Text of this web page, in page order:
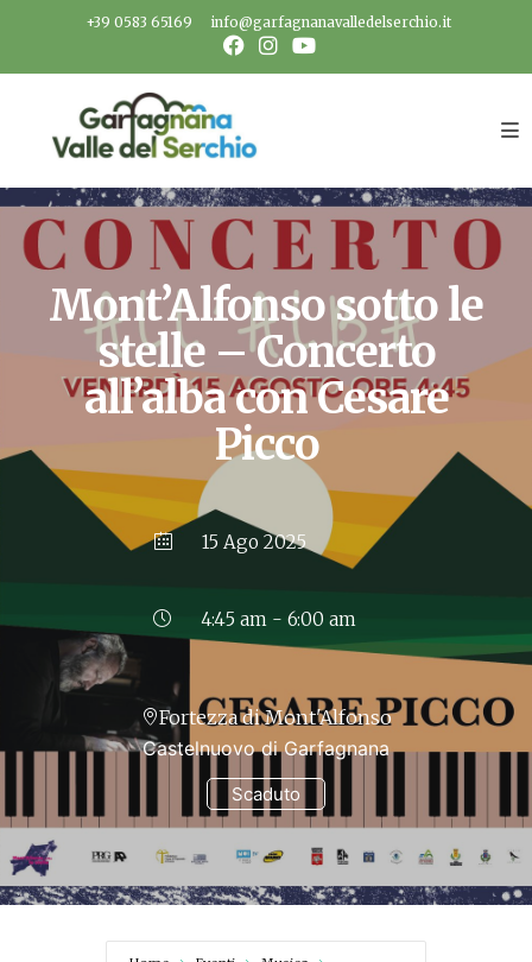
+39 0583 65169 info@garfagnanavalledelserchio.it
Mont’Alfonso sotto le
stelle – Concerto
all’alba con Cesare
Picco
15 Ago 2025
Scaduto
4:45 am - 6:00 am
Fortezza di Mont'Alfonso
Castelnuovo di Garfagnana